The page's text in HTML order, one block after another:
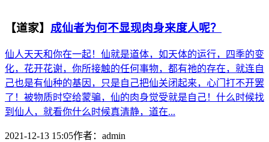
【道家】 成仙者为何不显现肉身来度人呢？
仙人天天和你在一起！仙就是道体，如天体的运行，四季的变
化，花开花谢，你所接触的任何事物，都有祂的存在，就连自
己也是有仙种的基因，只是自己把仙关闭起来，心门打不开罢
了！被物质时空给蒙骗，仙的肉身觉受就是自己！什么时候找
到仙人，就看你什么时候真清静，道在...
2021-12-13 15:05作者： admin